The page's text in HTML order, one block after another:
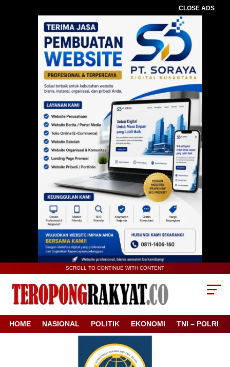
CLOSE ADS
SCROLL TO CONTINUE WITH CONTENT
HOME NASIONAL POLITIK EKONOMI TNI – POLRI